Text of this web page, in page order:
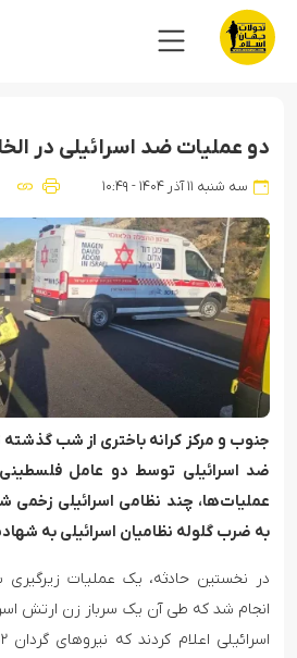
دو عملیات ضد اسرائیلی در
سه شنبه ۱۱ آذر ۱۴۰۴ - ۱۰:۴۹
جنوب و مرکز کرانه باختری از شب
ضد اسرائیلی توسط دو عامل فلسطینی
عملیات‌ها، چند نظامی اسرائیلی زخمی
به ضرب گلوله نظامیان اسرائیلی به
در نخستین حادثه، یک عملیات زیرگیری
انجام شد که طی آن یک سرباز زن ارتش